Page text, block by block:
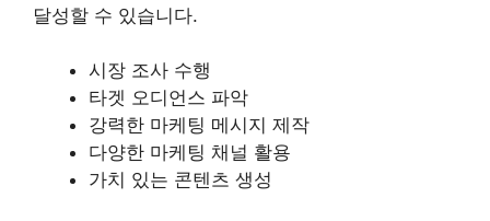
달성할 수 있습니다.
시장 조사 수행
타겟 오디언스 파악
강력한 마케팅 메시지 제작
다양한 마케팅 채널 활용
가치 있는 콘텐츠 생성